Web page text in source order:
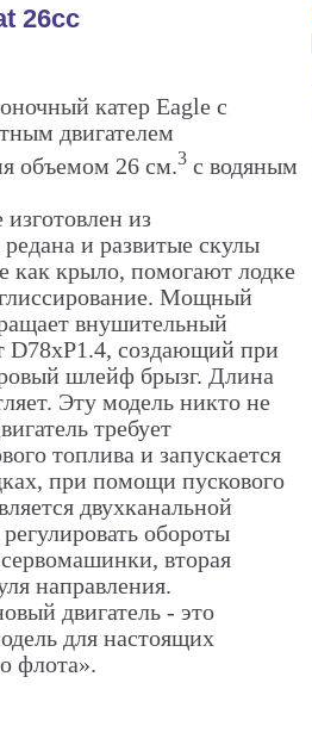
26cc
катер Eagle с
двигателем
объемом 26 см.3 с водяным
из
и развитые скулы
как крыло, помогают лодке
Мощный
внушительный
D78xP1.4, создающий при
шлейф брызг. Длина
Эту модель никто не
требует
топлива и запускается
при помощи пускового
двухканальной
обороты
вторая
направления.
двигатель - это
для настоящих
флота».